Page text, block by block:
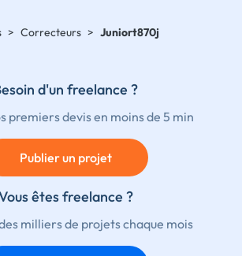
> Correcteurs > Juniort870j
d'un freelance ?
premiers devis en moins de 5 min
Publier un projet
êtes freelance ?
milliers de projets chaque mois